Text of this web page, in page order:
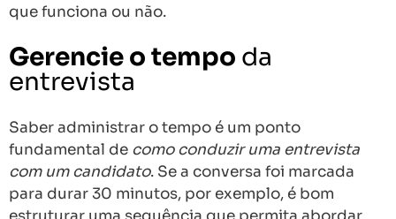
que funciona ou não.
Gerencie o tempo da
entrevista
Saber administrar o tempo é um ponto
fundamental de como conduzir uma entrevista
com um candidato. Se a conversa foi marcada
para durar 30 minutos, por exemplo, é bom